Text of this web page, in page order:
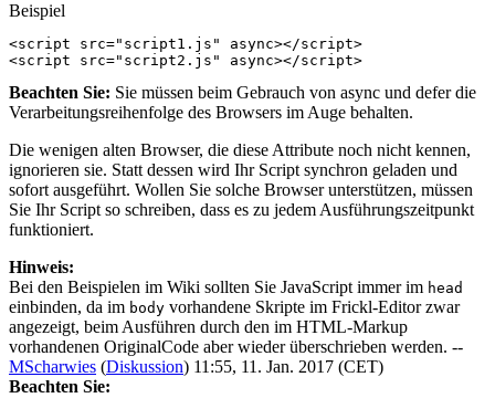
Beispiel
<script src="script1.js" async></script>
<script src="script2.js" async></script>
Beachten Sie: Sie müssen beim Gebrauch von async und defer die
Verarbeitungsreihenfolge des Browsers im Auge behalten.
Die wenigen alten Browser, die diese Attribute noch nicht kennen,
ignorieren sie. Statt dessen wird Ihr Script synchron geladen und
sofort ausgeführt. Wollen Sie solche Browser unterstützen, müssen
Sie Ihr Script so schreiben, dass es zu jedem Ausführungszeitpunkt
funktioniert.
Hinweis:
Bei den Beispielen im Wiki sollten Sie JavaScript immer im head
einbinden, da im body vorhandene Skripte im Frickl-Editor zwar
angezeigt, beim Ausführen durch den im HTML-Markup
vorhandenen OriginalCode aber wieder überschrieben werden. --
MScharwies (Diskussion) 11:55, 11. Jan. 2017 (CET)
Beachten Sie: